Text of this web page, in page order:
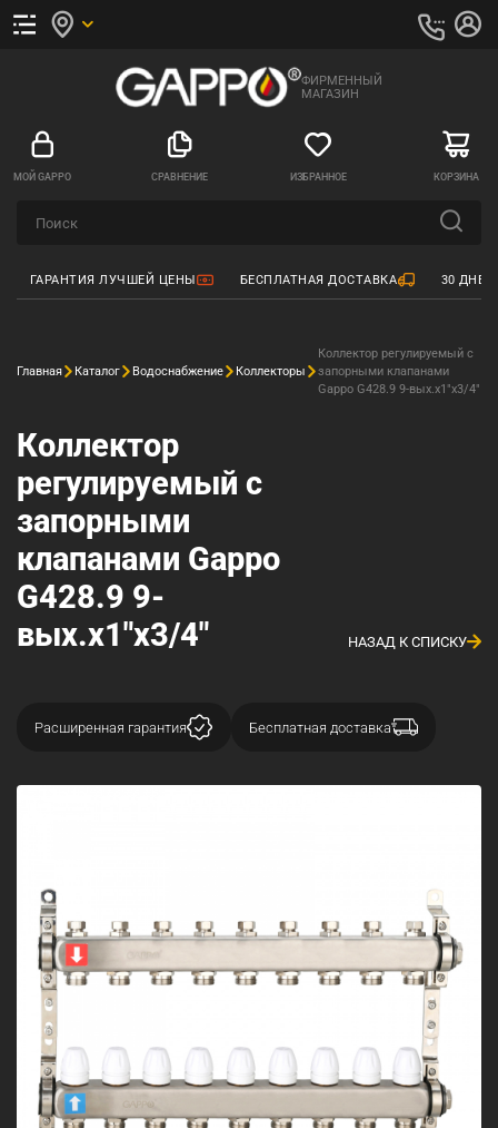
ФИРМЕННЫЙ
МАГАЗИН
МОЙ GAPPO СРАВНЕНИЕ ИЗБРАННОЕ КОРЗИНА
ГАРАНТИЯ ЛУЧШЕЙ ЦЕНЫ БЕСПЛАТНАЯ ДОСТАВКА 30
Главная Каталог Водоснабжение Коллекторы
Коллектор регулируемый с
запорными клапанами
Gappo G428.9 9-вых.x1"x3/4"
Коллектор
регулируемый с
запорными
клапанами Gappo
G428.9 9-
вых.x1"x3/4"
НАЗАД К СПИСКУ
Расширенная гарантия Бесплатная доставка